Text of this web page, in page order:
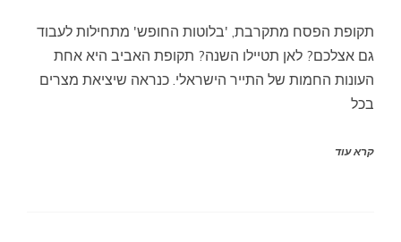
תקופת הפסח מתקרבת, 'בלוטות החופש' מתחילות לעבוד
גם אצלכם? לאן תטיילו השנה? תקופת האביב היא אחת
העונות החמות של התייר הישראלי. כנראה שיציאת מצרים
בכל
קרא עוד